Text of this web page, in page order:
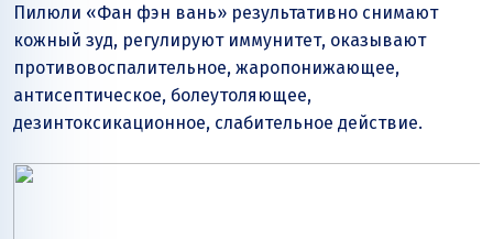
Пилюли «Фан фэн вань» результативно снимают
кожный зуд, регулируют иммунитет, оказывают
противовоспалительное, жаропонижающее,
антисептическое, болеутоляющее,
дезинтоксикационное, слабительное действие.